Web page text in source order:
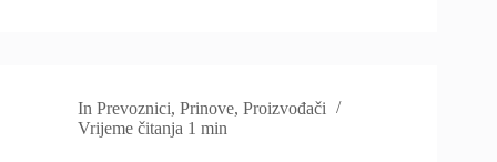
In Prevoznici,Prinove,Proizvođači
Vrijeme čitanja 1 min